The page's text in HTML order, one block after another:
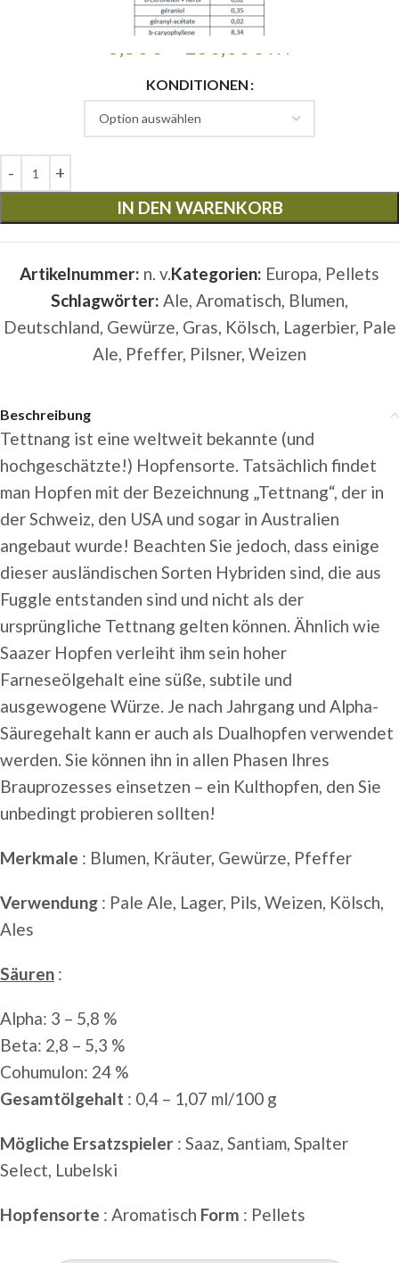
TETTNANGER • BIO
KONDITIONEN
IN DEN WARENKORB
Artikelnummer: n. v.Kategorien: Europa, Pellets
Schlagwörter: Ale, Aromatisch, Blumen,
Deutschland, Gewürze, Gras, Kölsch, Lagerbier, Pale
Ale, Pfeffer, Pilsner, Weizen
Beschreibung
Tettnang ist eine weltweit bekannte (und
hochgeschätzte!) Hopfensorte. Tatsächlich findet
man Hopfen mit der Bezeichnung „Tettnang“, der in
der Schweiz, den USA und sogar in Australien
angebaut wurde! Beachten Sie jedoch, dass einige
dieser ausländischen Sorten Hybriden sind, die aus
Fuggle entstanden sind und nicht als der
ursprüngliche Tettnang gelten können. Ähnlich wie
Saazer Hopfen verleiht ihm sein hoher
Farneseölgehalt eine süße, subtile und
ausgewogene Würze. Je nach Jahrgang und Alpha-
Säuregehalt kann er auch als Dualhopfen verwendet
werden. Sie können ihn in allen Phasen Ihres
Brauprozesses einsetzen – ein Kulthopfen, den Sie
unbedingt probieren sollten!
Merkmale : Blumen, Kräuter, Gewürze, Pfeffer
Verwendung : Pale Ale, Lager, Pils, Weizen, Kölsch,
Ales
Säuren :
Alpha: 3 – 5,8 %
Beta: 2,8 – 5,3 %
Cohumulon: 24 %
Gesamtölgehalt : 0,4 – 1,07 ml/100 g
Mögliche Ersatzspieler : Saaz, Santiam, Spalter
Select, Lubelski
Hopfensorte : Aromatisch Form : Pellets